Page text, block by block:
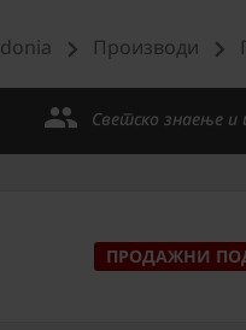
Производи
Светско знаење и
ПРОДАЖНИ